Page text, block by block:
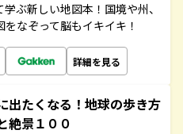
ぶ新しい地図本！国境や州、
なぞって脳もイキイキ！
詳細を見る
出たくなる！地球の歩き方
絶景１００